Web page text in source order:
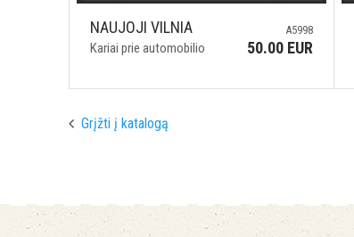
NAUJOJI VILNIA
Kariai prie automobilio
A5998
50.00 EUR
Grįžti į katalogą